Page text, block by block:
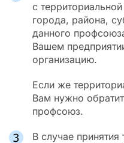
с
города, района,
данного
Вашем
организацию.
Если же
Вам нужно
профсоюз.
В случае принятия